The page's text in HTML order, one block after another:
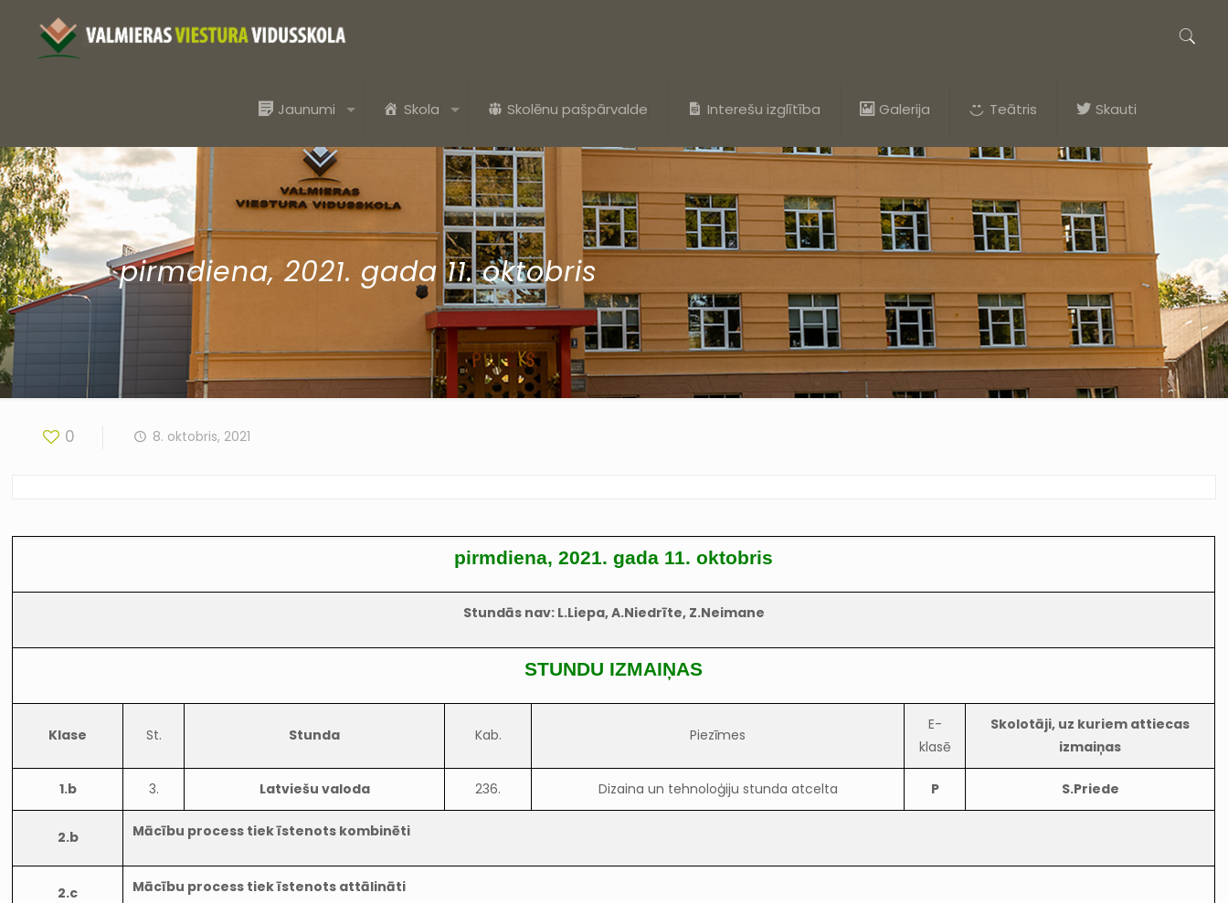
Jaunumi Skola Skolēnu pašpārvalde Interešu izglītība Galerija Teātris Skauti
pirmdiena, 2021. gada 11. oktobris
0 8. oktobris, 2021
pirmdiena, 2021. gada 11. oktobris
Stundās nav: L.Liepa, A.Niedrīte, Z.Neimane
STUNDU IZMAIŅAS
Klase St. Stunda Kab. Piezīmes
E-
klasē
Skolotāji, uz kuriem attiecas
izmaiņas
1.b 3. Latviešu valoda 236. Dizaina un tehnoloģiju stunda atcelta P S.Priede
2.b Mācību process tiek īstenots kombinēti
2.c Mācību process tiek īstenots attālināti